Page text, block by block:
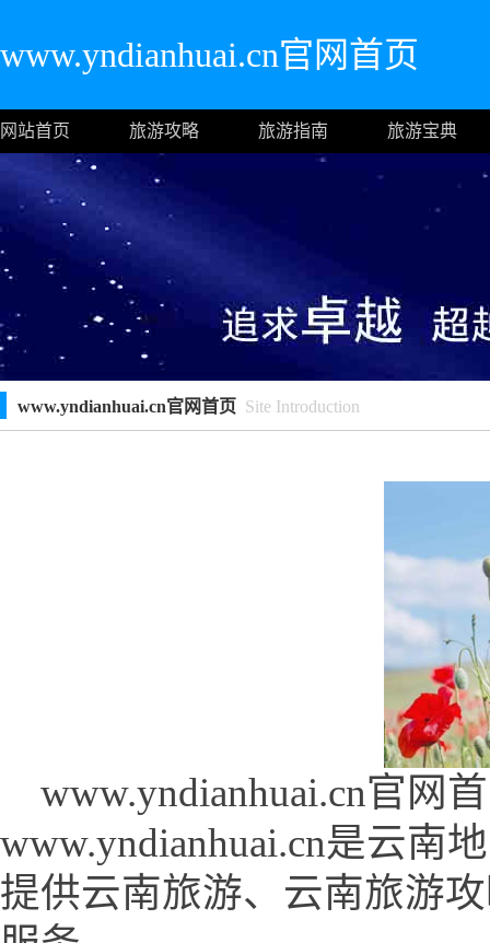
www.yndianhuai.cn官网首页
网站首页 旅游攻略 旅游指南 旅游宝典
www.yndianhuai.cn官网首页 Site Introduction
www.yndianhuai.cn官网
www.yndianhuai.cn是云南
提供云南旅游、云南旅游